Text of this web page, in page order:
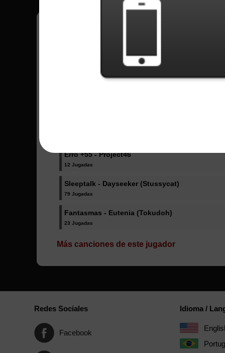
Canciones Enviadas - João
Erro +55 - Project46
12 Jugadas
Sleeptalk - Dayseeker (Stussycat)
79 Jugadas
Fantasmas - Eutenia (Tokudoh)
23 Jugadas
Más canciones de este jugador
Redes Sociales
Facebook
Idioma /